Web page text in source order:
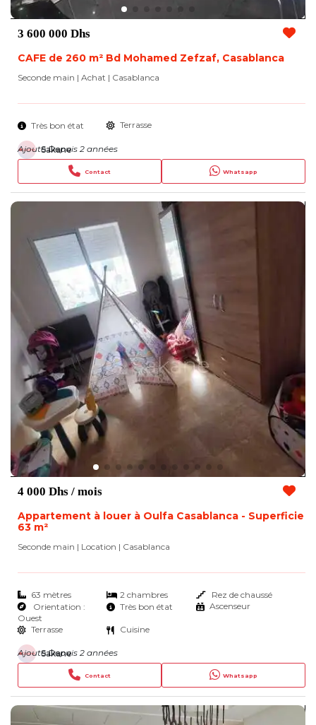
3 600 000 Dhs
CAFE de 260 m² Bd Mohamed Zefzaf, Casablanca
Seconde main | Achat | Casablanca
Très bon état Terrasse
Sakane
Contact Whatsapp
Ajouté Depuis 2 années
4 000 Dhs / mois
Appartement à louer à Oulfa Casablanca - Superficie
63 m²
Seconde main | Location | Casablanca
63 mètres 2 chambres
Rez de chaussé
Orientation :
Ouest
Très bon état Ascenseur
Terrasse Cuisine
Sakane
Contact Whatsapp
Ajouté Depuis 2 années